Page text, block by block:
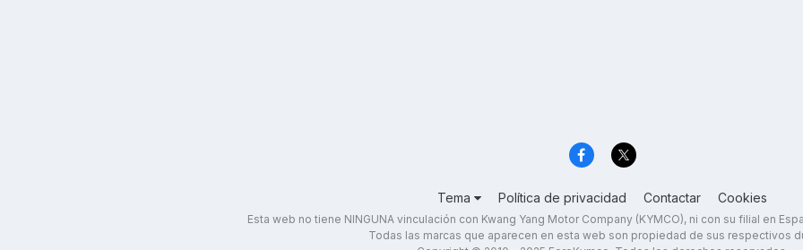
Tema Política de privacidad Contactar Cookies
Esta web no tiene NINGUNA vinculación con Kwang Yang Motor Company (KYMCO), ni con su filial en
Todas las marcas que aparecen en esta web son propiedad de sus respectivos